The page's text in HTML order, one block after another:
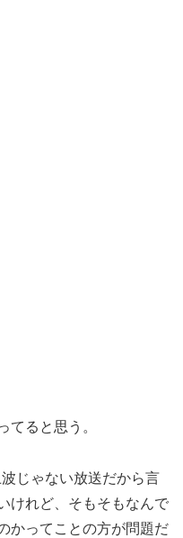
てると思う。
じゃない放送だから言
けれど、そもそもなんで
かってことの方が問題だ